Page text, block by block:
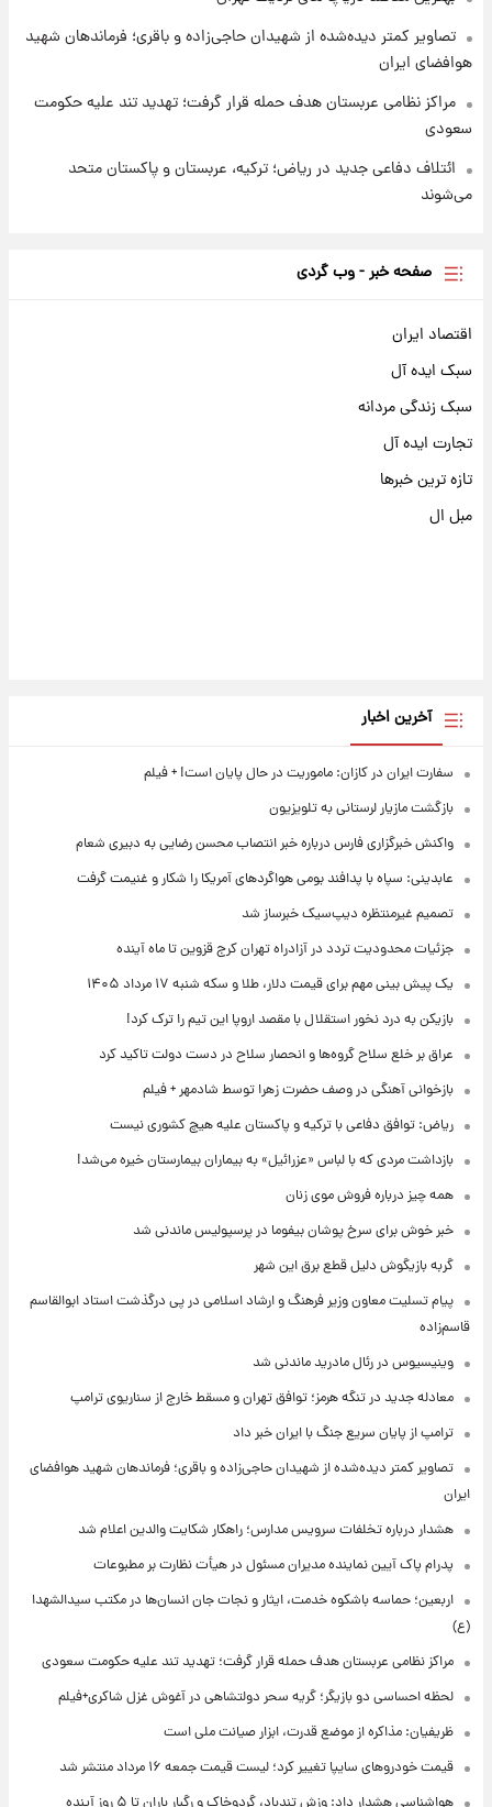
تصاویر کمتر دیده‌شده از شهیدان حاجی‌زاده و باقری؛ فرماندهان شهید
هوافضای ایران
مراکز نظامی عربستان هدف حمله قرار گرفت؛ تهدید تند علیه حکومت
سعودی
ائتلاف دفاعی جدید در ریاض؛ ترکیه، عربستان و پاکستان متحد
می‌شوند
صفحه خبر - وب گردی
اقتصاد ایران
سبک ایده آل
سبک زندگی مردانه
تجارت ایده آل
تازه ترین خبرها
مبل ال
آخرین اخبار
سفارت ایران در کازان: ماموریت در حال پایان است! + فیلم
بازگشت مازیار لرستانی به تلویزیون
واکنش خبرگزاری فارس درباره خبر انتصاب محسن رضایی به دبیری شعام
عابدینی: سپاه با پدافند بومی هواگردهای آمریکا را شکار و غنیمت گرفت
تصمیم غیرمنتظره دیپ‌سیک خبرساز شد
جزئیات محدودیت تردد در آزادراه تهران کرج قزوین تا ماه آینده
یک پیش ‌بینی مهم برای قیمت دلار، طلا و سکه شنبه ۱۷ مرداد ۱۴۰۵
بازیکن به درد نخور استقلال با مقصد اروپا این تیم را ترک کرد!
عراق بر خلع سلاح گروه‌ها و انحصار سلاح در دست دولت تاکید کرد
بازخوانی آهنگی در وصف حضرت زهرا توسط شادمهر + فیلم
ریاض: توافق دفاعی با ترکیه و پاکستان علیه هیچ کشوری نیست
بازداشت مردی که با لباس «عزرائیل» به بیماران بیمارستان خیره می‌شد!
همه چیز درباره فروش موی زنان
خبر خوش برای سرخ پوشان بیفوما در پرسپولیس ماندنی شد
گربه بازیگوش دلیل قطع برق این شهر
پیام تسلیت معاون وزیر فرهنگ و ارشاد اسلامی در پی درگذشت استاد ابوالقاسم
قاسم‌زاده
وینیسیوس در رئال مادرید ماندنی شد
معادله جدید در تنگه هرمز؛ توافق تهران و مسقط خارج از سناریوی ترامپ
ترامپ از پایان سریع جنگ با ایران خبر داد
تصاویر کمتر دیده‌شده از شهیدان حاجی‌زاده و باقری؛ فرماندهان شهید هوافضای
ایران
هشدار درباره تخلفات سرویس مدارس؛ راهکار شکایت والدین اعلام شد
پدرام پاک آیین نماینده مدیران مسئول در هیأت نظارت بر مطبوعات
اربعین؛ حماسه باشکوه خدمت، ایثار و نجات جان انسان‌ها در مکتب سیدالشهدا
(ع)
مراکز نظامی عربستان هدف حمله قرار گرفت؛ تهدید تند علیه حکومت سعودی
لحظه احساسی دو بازیگر؛ گریه سحر دولتشاهی در آغوش غزل شاکری+فیلم
ظریفیان: مذاکره از موضع قدرت، ابزار صیانت ملی است
قیمت خودروهای سایپا تغییر کرد؛ لیست قیمت جمعه ۱۶ مرداد منتشر شد